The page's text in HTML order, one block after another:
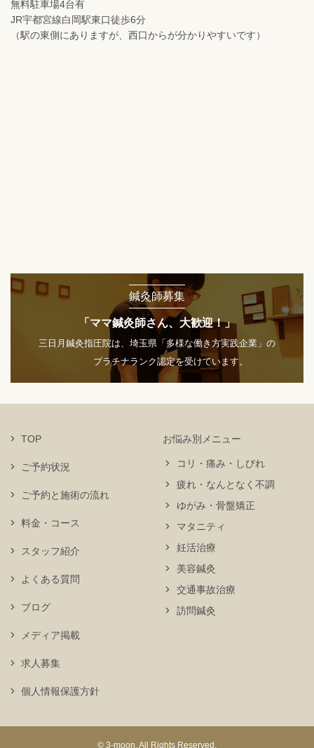
無料駐車場4台有
JR宇都宮線白岡駅東口徒歩6分
（駅の東側にありますが、西口からが分かりやすいです）
鍼灸師募集
「ママ鍼灸師さん、大歓迎！」
三日月鍼灸指圧院は、埼玉県「多様な働き方実践企業」の
プラチナランク認定を受けています。
TOP
ご予約状況
お悩み別メニュー
コリ・痛み・しびれ
疲れ・なんとなく不調
ゆがみ・骨盤矯正
マタニティ
妊活治療
美容鍼灸
交通事故治療
訪問鍼灸
ご予約と施術の流れ
料金・コース
スタッフ紹介
よくある質問
ブログ
メディア掲載
求人募集
個人情報保護方針
© 3-moon. All Rights Reserved.